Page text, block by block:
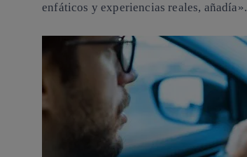
enfáticos y experiencias reales, añadía».